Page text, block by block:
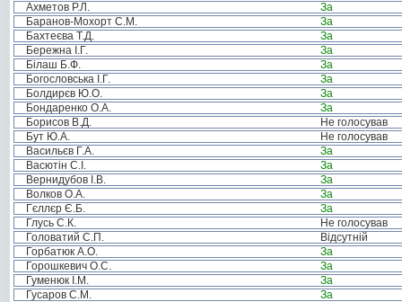
Ахметов Р.Л.
За
Баранов-Мохорт С.М.
За
Бахтеєва Т.Д.
За
Бережна І.Г.
За
Білаш Б.Ф.
За
Богословська І.Г.
За
Болдирєв Ю.О.
За
Бондаренко О.А.
За
Борисов В.Д.
Не голосував
Бут Ю.А.
Не голосував
Васильєв Г.А.
За
Васютін С.І.
За
Вернидубов І.В.
За
Волков О.А.
За
Гєллєр Є.Б.
За
Глусь С.К.
Не голосував
Головатий С.П.
Відсутній
Горбатюк А.О.
За
Горошкевич О.С.
За
Гуменюк І.М.
За
Гусаров С.М.
За